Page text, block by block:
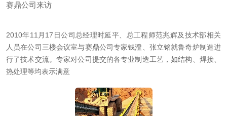
赛鼎公司来访
2010年11月17日公司总经理时延平、总工程师范兆辉及技术部相关
人员在公司三楼会议室与赛鼎公司专家钱澄、张立铭就鲁奇炉制造进
行了技术交流。专家对公司提交的各专业制造工艺，如结构、焊接、
热处理等均表示满意